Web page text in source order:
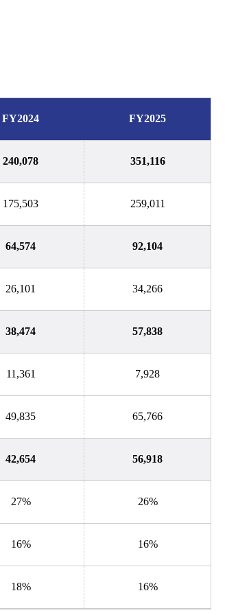
FY2024 FY2025
240,078 351,116
175,503 259,011
64,574 92,104
26,101 34,266
38,474 57,838
11,361 7,928
49,835 65,766
42,654 56,918
27% 26%
16% 16%
18% 16%